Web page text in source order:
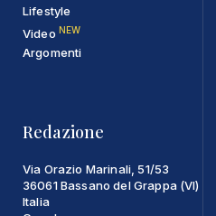
Lifestyle
Video NEW
Argomenti
Redazione
Via Orazio Marinali, 51/53
36061 Bassano del Grappa (VI)
Italia